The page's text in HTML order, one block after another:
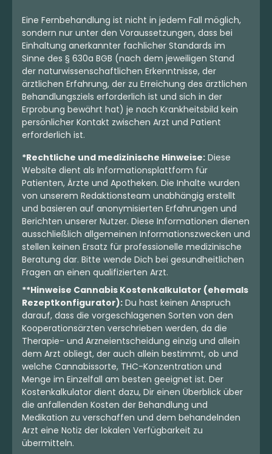
Eine Fernbehandlung ist nicht in jedem Fall möglich,
sondern nur unter den Voraussetzungen, dass bei
Einhaltung anerkannter fachlicher Standards im
Sinne des § 630a BGB (nach dem jeweiligen Stand
der naturwissenschaftlichen Erkenntnisse, der
ärztlichen Erfahrung, der zu Erreichung des ärztlichen
Behandlungsziels erforderlich ist und sich in der
Erprobung bewährt hat) je nach Krankheitsbild kein
persönlicher Kontakt zwischen Arzt und Patient
erforderlich ist.
*Rechtliche und medizinische Hinweise: Diese
Website dient als Informationsplattform für
Patienten, Ärzte und Apotheken. Die Inhalte wurden
von unserem Redaktionsteam unabhängig erstellt
und basieren auf anonymisierten Erfahrungen und
Berichten unserer Nutzer. Diese Informationen dienen
ausschließlich allgemeinen Informationszwecken und
stellen keinen Ersatz für professionelle medizinische
Beratung dar. Bitte wende Dich bei gesundheitlichen
Fragen an einen qualifizierten Arzt.
**Hinweise Cannabis Kostenkalkulator (ehemals
Rezeptkonfigurator): Du hast keinen Anspruch
darauf, dass die vorgeschlagenen Sorten von den
Kooperationsärzten verschrieben werden, da die
Therapie- und Arzneientscheidung einzig und allein
dem Arzt obliegt, der auch allein bestimmt, ob und
welche Cannabissorte, THC-Konzentration und
Menge im Einzelfall am besten geeignet ist. Der
Kostenkalkulator dient dazu, Dir einen Überblick über
die anfallenden Kosten der Behandlung und
Medikation zu verschaffen und dem behandelnden
Arzt eine Notiz der lokalen Verfügbarkeit zu
übermitteln.